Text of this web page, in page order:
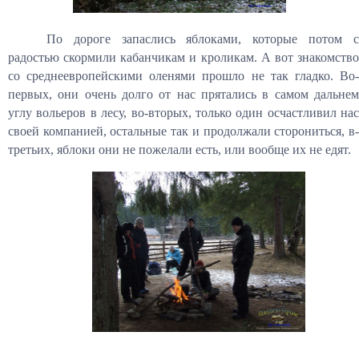
По дороге запаслись яблоками, которые потом с
радостью скормили кабанчикам и кроликам. А вот знакомство
со среднеевропейскими оленями прошло не так гладко. Во-
первых, они очень долго от нас прятались в самом дальнем
углу вольеров в лесу, во-вторых, только один осчастливил нас
своей компанией, остальные так и продолжали сторониться, в-
третьих, яблоки они не пожелали есть, или вообще их не едят.